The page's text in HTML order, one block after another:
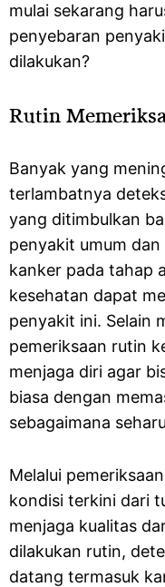
mulai sekarang
penyebaran
dilakukan?
Rutin
Banyak yang
terlambatnya
yang ditimbulkan
penyakit umum
kanker pada tahap
kesehatan dapat
penyakit ini. Selain
pemeriksaan rutin
menjaga diri agar
biasa dengan
sebagaimana
Melalui
kondisi terkini dari
menjaga kualitas
dilakukan rutin,
datang termasuk